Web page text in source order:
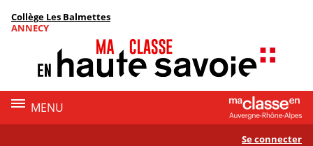
Menu de la rubrique
Contenu
Collège Les Balmettes
ANNECY
MENU
Se connecter